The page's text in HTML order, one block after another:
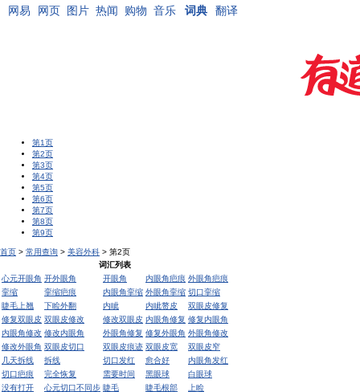
网易 网页 图片 热闻 购物 音乐 词典 翻译
第1页
第2页
第3页
第4页
第5页
第6页
第7页
第8页
第9页
首页 > 常用查询 > 美容外科 > 第2页
词汇列表
心元开眼角 开外眼角 开眼角 内眼角疤痕 外眼角疤痕
挛缩
挛缩疤痕 内眼角挛缩 外眼角挛缩 切口挛缩
睫毛上翘
下睑外翻 内眦 内眦赘皮
双眼皮修复
修复双眼皮 双眼皮修改 修改双眼皮 内眼角修复 修复内眼角
内眼角修改 修改内眼角 外眼角修复 修复外眼角 外眼角修改
修改外眼角 双眼皮切口 双眼皮痕迹 双眼皮宽
双眼皮窄
几天拆线
拆线 切口发红 愈合好
内眼角发红
切口疤痕
完全恢复 需要时间 黑眼球
白眼球
没有打开
心元切口不同步 睫毛 睫毛根部
上睑